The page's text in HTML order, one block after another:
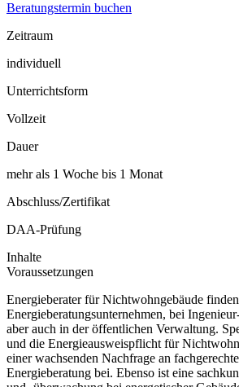
Beratungstermin buchen
Zeitraum
individuell
Unterrichtsform
Vollzeit
Dauer
mehr als 1 Woche bis 1 Monat
Abschluss/Zertifikat
DAA-Prüfung
Inhalte
Voraussetzungen
Energieberater für Nichtwohngebäude
Energieberatungsunternehmen, bei
aber auch in der öffentlichen Verwaltung.
und die Energieausweispflicht für
einer wachsenden Nachfrage an
Energieberatung bei. Ebenso ist eine